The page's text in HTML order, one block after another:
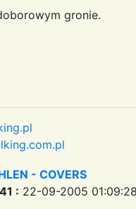
gronie.
- COVERS
: 22-09-2005